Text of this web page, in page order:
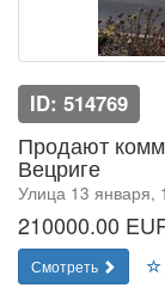
ID: 514769
Продают
Вецриге
Улица 13 января,
210000.00
Смотреть